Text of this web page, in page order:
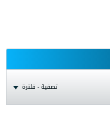
تصفية - فلترة